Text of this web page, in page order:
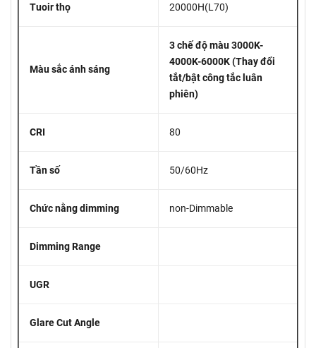
Tuoir thọ 20000H(L70)
Màu sắc ánh sáng
3 chế độ màu 3000K-
4000K-6000K (Thay đổi
tắt/bật công tắc luân
phiên)
CRI 80
Tần số 50/60Hz
Chức nằng dimming non-Dimmable
Dimming Range
UGR
Glare Cut Angle